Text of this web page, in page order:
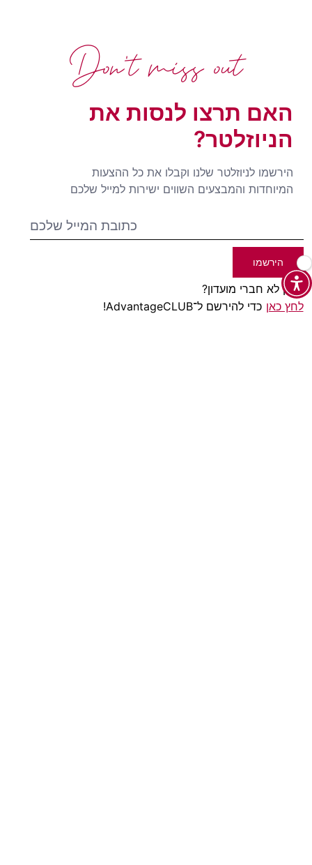
האם תרצו לנסות את
הניוזלטר?
הירשמו לניוזלטר שלנו וקבלו את כל ההצעות
המיוחדות והמבצעים השווים ישירות למייל שלכם
הירשמו
עדיין לא חברי מועדון?
לחץ כאן כדי להירשם ל־AdvantageCLUB!
Don't miss out